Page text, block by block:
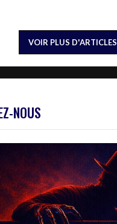
VOIR PLUS D'ARTICLES
NOUS